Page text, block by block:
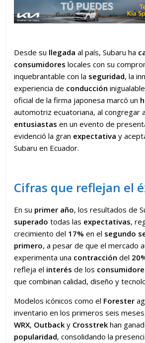
Desde su llegada al país, Subaru ha
consumidores locales con su
inquebrantable con la seguridad, la
experiencia de conducción
oficial de la firma japonesa marcó un
automotriz ecuatoriana, al congregar
entusiastas en un evento de
evidenció la gran expectativa y
Subaru en Ecuador.
Cifras que reflejan el
En su primer año, los resultados de
superado todas las expectativas,
crecimiento del 17% en el segundo
primero, a pesar de que el mercado
experimenta una contracción del
refleja el interés de los
que combinan calidad, diseño y
Modelos icónicos como el Forester
inventario en los primeros seis
WRX, Outback y Crosstrek han
popularidad, consolidando la